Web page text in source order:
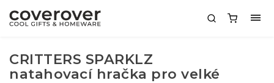
CRITTERS SPARKLZ
natahovací hračka pro velké